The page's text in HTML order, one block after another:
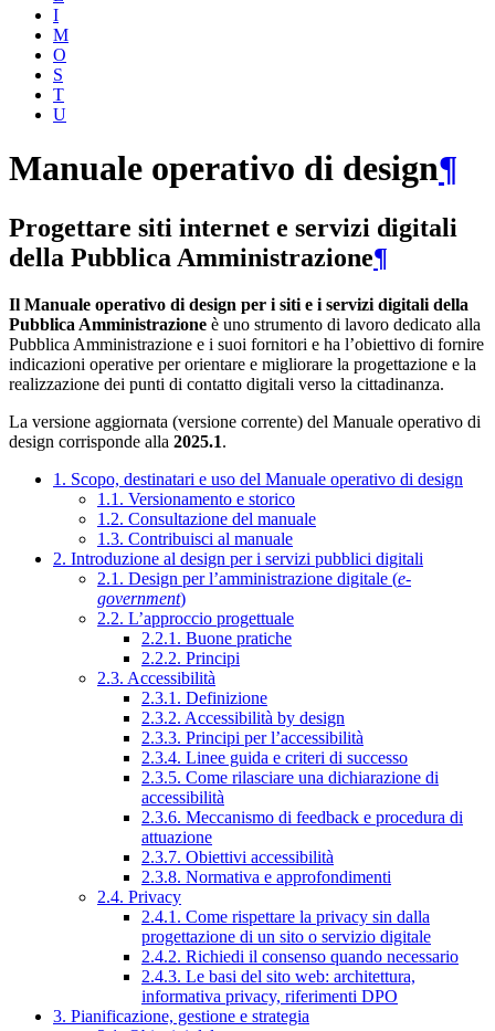
I
M
O
S
T
U
Manuale operativo di design¶
Progettare siti internet e servizi digitali
della Pubblica Amministrazione¶
Il Manuale operativo di design per i siti e i servizi digitali della
Pubblica Amministrazione è uno strumento di lavoro dedicato alla
Pubblica Amministrazione e i suoi fornitori e ha l’obiettivo di fornire
indicazioni operative per orientare e migliorare la progettazione e la
realizzazione dei punti di contatto digitali verso la cittadinanza.
La versione aggiornata (versione corrente) del Manuale operativo di
design corrisponde alla 2025.1.
1. Scopo, destinatari e uso del Manuale operativo di design
1.1. Versionamento e storico
1.2. Consultazione del manuale
1.3. Contribuisci al manuale
2. Introduzione al design per i servizi pubblici digitali
2.1. Design per l’amministrazione digitale (e-
government)
2.2. L’approccio progettuale
2.2.1. Buone pratiche
2.2.2. Principi
2.3. Accessibilità
2.3.1. Definizione
2.3.2. Accessibilità by design
2.3.3. Principi per l’accessibilità
2.3.4. Linee guida e criteri di successo
2.3.5. Come rilasciare una dichiarazione di
accessibilità
2.3.6. Meccanismo di feedback e procedura di
attuazione
2.3.7. Obiettivi accessibilità
2.3.8. Normativa e approfondimenti
2.4. Privacy
2.4.1. Come rispettare la privacy sin dalla
progettazione di un sito o servizio digitale
2.4.2. Richiedi il consenso quando necessario
2.4.3. Le basi del sito web: architettura,
informativa privacy, riferimenti DPO
3. Pianificazione, gestione e strategia